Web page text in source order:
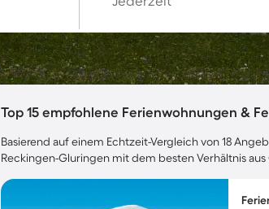
Top 15 empfohlene Ferienwohnungen &
Basierend auf einem Echtzeit-Vergleich von 18
Reckingen-Gluringen mit dem besten Verhältnis